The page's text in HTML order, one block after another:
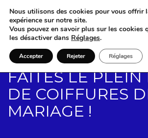
FAITES LE PLEIN
DE COIFFURES
MARIAGE !
Nous utilisons des cookies pour vous offrir
expérience sur notre site.
Vous pouvez en savoir plus sur les cookies
les désactiver dans Réglages.
Accepter Rejeter Réglages